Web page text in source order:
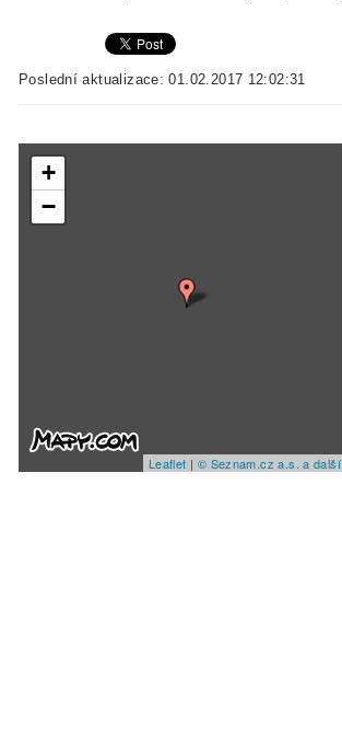
Poslední aktualizace: 01.02.2017 12:02:31
+
−
Leaflet | © Seznam.cz a.s. a další